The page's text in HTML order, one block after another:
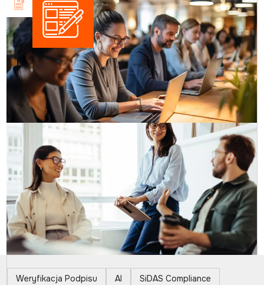
Weryfikacja Podpisu AI
SiDAS Compliance